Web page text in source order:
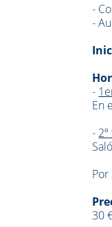
-
-
-
En
-
30